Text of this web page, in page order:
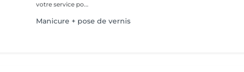
votre service po...
Manicure + pose de vernis